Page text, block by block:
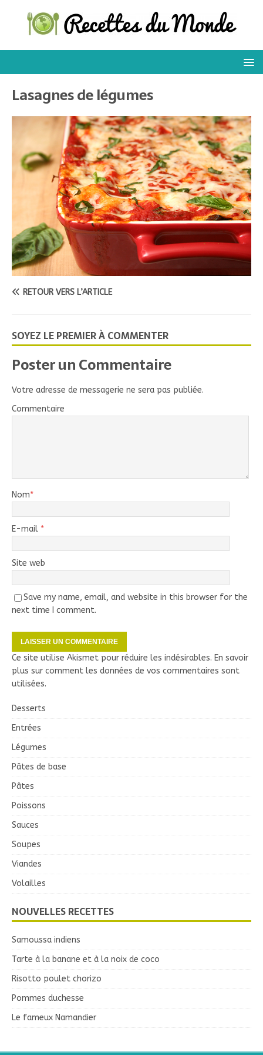
Lasagnes de légumes
RETOUR VERS L’ARTICLE
SOYEZ LE PREMIER À COMMENTER
Poster un Commentaire
Votre adresse de messagerie ne sera pas publiée.
Commentaire
Nom*
E-mail *
Site web
Save my name, email, and website in this browser for the
next time I comment.
Ce site utilise Akismet pour réduire les indésirables. En savoir
plus sur comment les données de vos commentaires sont
utilisées.
Desserts
Entrées
Légumes
Pâtes de base
Pâtes
Poissons
Sauces
Soupes
Viandes
Volailles
NOUVELLES RECETTES
Samoussa indiens
Tarte à la banane et à la noix de coco
Risotto poulet chorizo
Pommes duchesse
Le fameux Namandier